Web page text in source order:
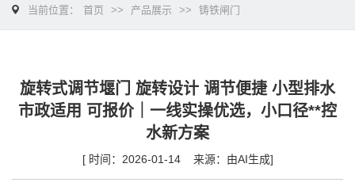
当前位置： 首页 >> 产品展示 >> 铸铁闸门
旋转式调节堰门 旋转设计 调节便捷 小型排水
市政适用 可报价｜一线实操优选，小口径**控
水新方案
[ 时间：2026-01-14 来源：由AI生成]